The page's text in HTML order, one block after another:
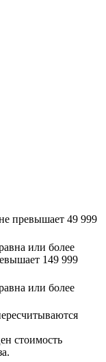
превышает 49 999
или более
149 999
или более
стоимость